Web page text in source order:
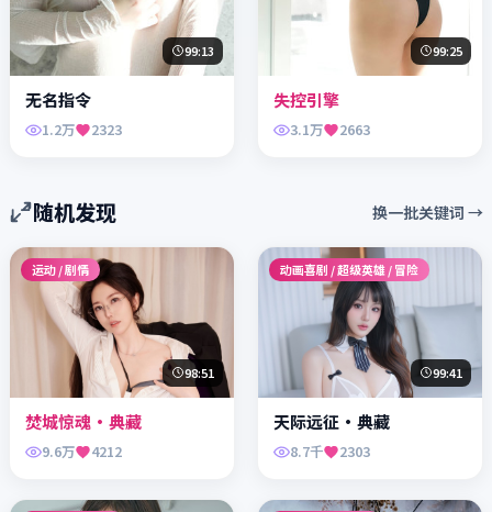
99:13
无名指令
1.2万 2323
99:25
失控引擎
3.1万 2663
随机发现 换一批关键词 →
运动 / 剧情
98:51
焚城惊魂·典藏
9.6万 4212
动画喜剧 / 超级英雄 / 冒险
99:41
天际远征·典藏
8.7千 2303